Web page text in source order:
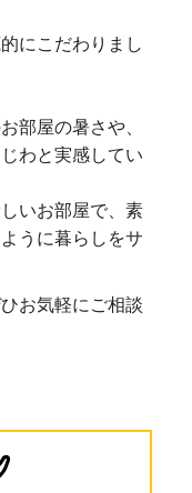
にこだわりまし
部屋の暑さや、
わと実感してい
いお部屋で、素
うに暮らしをサ
お気軽にご相談